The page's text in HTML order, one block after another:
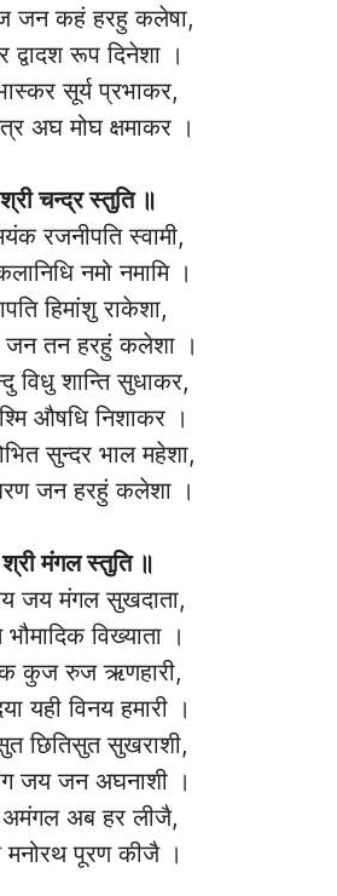
जन कहं हरहु कलेषा,
द्वादश रूप दिनेशा ।
सूर्य प्रभाकर,
अघ मोघ क्षमाकर ।
चन्द्र स्तुति ॥
रजनीपति स्वामी,
नमो नमामि ।
हिमांशु राकेशा,
जन तन हरहुं कलेशा ।
विधु शान्ति सुधाकर,
औषधि निशाकर ।
सुन्दर भाल महेशा,
जन हरहुं कलेशा ।
मंगल स्तुति ॥
जय मंगल सुखदाता,
भौमादिक विख्याता ।
कुज रुज ऋणहारी,
यही विनय हमारी ।
छितिसुत सुखराशी,
जय जन अघनाशी ।
अब हर लीजै,
पूरण कीजै ।